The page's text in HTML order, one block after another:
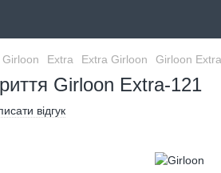
Girloon Extra Extra Girloon Girloon
Girloon Extra-121
відгук